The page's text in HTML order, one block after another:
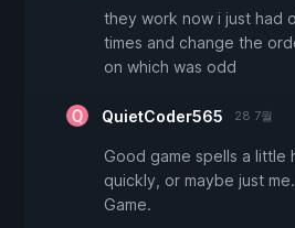
they work now i just had
times and change the
on which was odd
QuietCoder565 28 7월
Good game spells a little
quickly, or maybe just
Game.